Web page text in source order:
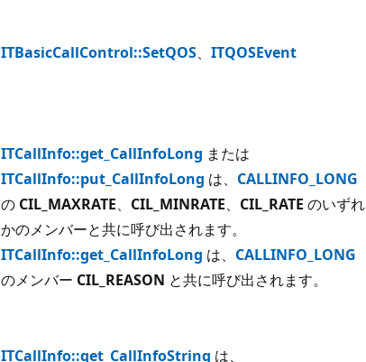
ITBasicCallControl::SetQOS、 ITQOSEvent
ITCallInfo::get_CallInfoLong または
ITCallInfo::put_CallInfoLong は、 CALLINFO_LONG
の CIL_MAXRATE、 CIL_MINRATE、 CIL_RATE のいずれ
かのメンバーと共に呼び出されます。
ITCallInfo::get_CallInfoLong は、 CALLINFO_LONG
のメンバー CIL_REASON と共に呼び出されます。
ITCallInfo::get_CallInfoString は、